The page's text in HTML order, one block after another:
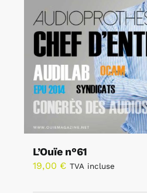
L’Ouïe n°61
19,00 € TVA incluse